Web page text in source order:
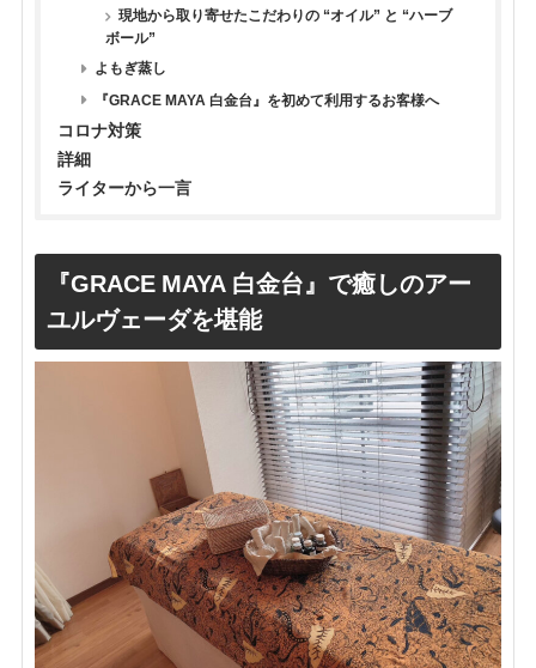
現地から取り寄せたこだわりの “オイル” と “ハーブ
ボール”
よもぎ蒸し
『GRACE MAYA 白金台』を初めて利用するお客様へ
コロナ対策
詳細
ライターから一言
『 GRACE MAYA 白金台』で癒しのアー
ユルヴェーダを堪能